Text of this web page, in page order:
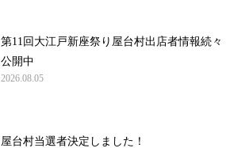
第11回大江戸新座祭り屋台村出店者情報続々
公開中
2026.08.05
屋台村当選者決定しました！